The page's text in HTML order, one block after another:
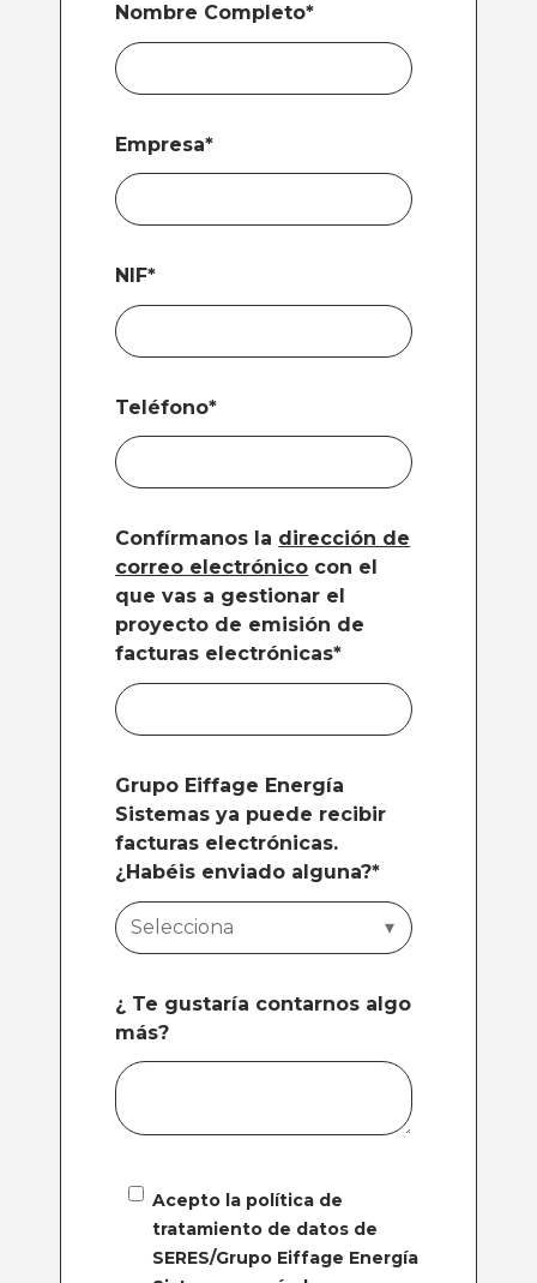
Nombre Completo*
Empresa*
NIF*
Teléfono*
Confírmanos la dirección de
correo electrónico con el
que vas a gestionar el
proyecto de emisión de
facturas electrónicas*
Grupo Eiffage Energía
Sistemas ya puede recibir
facturas electrónicas.
¿Habéis enviado alguna?*
¿ Te gustaría contarnos algo
más?
Acepto la política de
tratamiento de datos de
SERES/Grupo Eiffage Energía